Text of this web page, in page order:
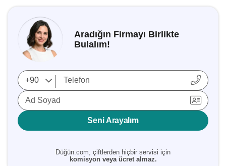
Aradığın Firmayı Birlikte
Bulalım!
Ad Soyad
Seni Arayalım
Düğün.com, çiftlerden hiçbir servisi için
komisyon veya ücret almaz.